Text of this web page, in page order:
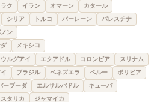
ク イラン オマーン
カタール
シリア トルコ バーレーン
パレスチナ
ン
メキシコ
ウルグアイ エクアドル コロンビア
スリナム
ブラジル ベネズエラ ペルー ボリビア
ーブーダ エルサルバドル
キューバ
スタリカ ジャマイカ